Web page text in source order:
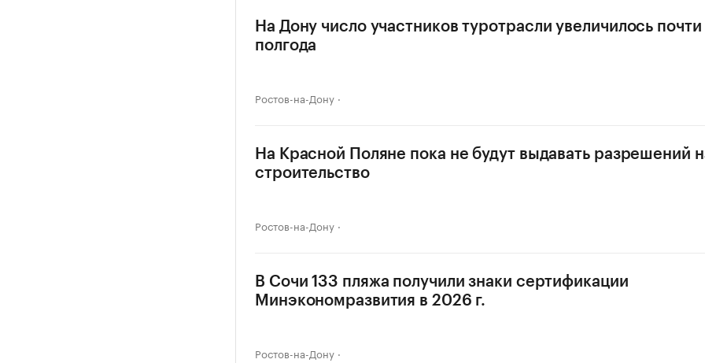
На Дону число участников туротрасли увеличилось почти
полгода
Ростов-на-Дону
На Красной Поляне пока не будут выдавать разрешений
строительство
Ростов-на-Дону
В Сочи 133 пляжа получили знаки сертификации
Минэкономразвития в 2026 г.
Ростов-на-Дону